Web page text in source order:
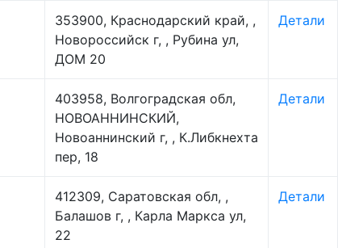
353900, Краснодарский край, ,
Новороссийск г, , Рубина ул,
ДОМ 20
Детали
403958, Волгоградская обл,
НОВОАННИНСКИЙ,
Новоаннинский г, , К.Либкнехта
пер, 18
Детали
412309, Саратовская обл, ,
Балашов г, , Карла Маркса ул,
22
Детали